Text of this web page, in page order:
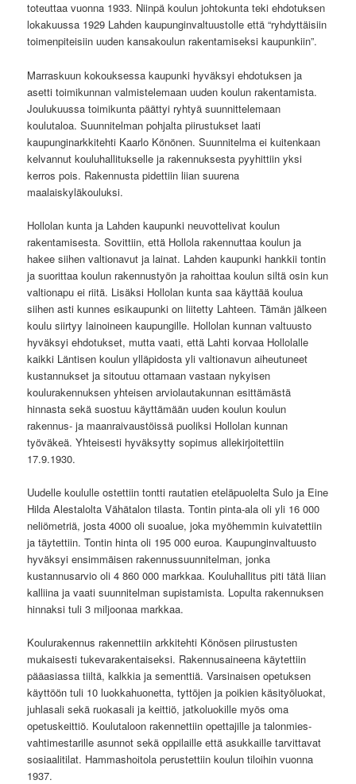
toteuttaa vuonna 1933. Niinpä koulun johtokunta teki ehdotuksen
lokakuussa 1929 Lahden kaupunginvaltuustolle että “ryhdyttäisiin
toimenpiteisiin uuden kansakoulun rakentamiseksi kaupunkiin”.
Marraskuun kokouksessa kaupunki hyväksyi ehdotuksen ja
asetti toimikunnan valmistelemaan uuden koulun rakentamista.
Joulukuussa toimikunta päättyi ryhtyä suunnittelemaan
koulutaloa. Suunnitelman pohjalta piirustukset laati
kaupunginarkkitehti Kaarlo Könönen. Suunnitelma ei kuitenkaan
kelvannut kouluhallitukselle ja rakennuksesta pyyhittiin yksi
kerros pois. Rakennusta pidettiin liian suurena
maalaiskyläkouluksi.
Hollolan kunta ja Lahden kaupunki neuvottelivat koulun
rakentamisesta. Sovittiin, että Hollola rakennuttaa koulun ja
hakee siihen valtionavut ja lainat. Lahden kaupunki hankkii tontin
ja suorittaa koulun rakennustyön ja rahoittaa koulun siltä osin kun
valtionapu ei riitä. Lisäksi Hollolan kunta saa käyttää koulua
siihen asti kunnes esikaupunki on liitetty Lahteen. Tämän jälkeen
koulu siirtyy lainoineen kaupungille. Hollolan kunnan valtuusto
hyväksyi ehdotukset, mutta vaati, että Lahti korvaa Hollolalle
kaikki Läntisen koulun ylläpidosta yli valtionavun aiheutuneet
kustannukset ja sitoutuu ottamaan vastaan nykyisen
koulurakennuksen yhteisen arviolautakunnan esittämästä
hinnasta sekä suostuu käyttämään uuden koulun koulun
rakennus- ja maanraivaustöissä puoliksi Hollolan kunnan
työväkeä. Yhteisesti hyväksytty sopimus allekirjoitettiin
17.9.1930.
Uudelle koululle ostettiin tontti rautatien eteläpuolelta Sulo ja Eine
Hilda Alestalolta Vähätalon tilasta. Tontin pinta-ala oli yli 16 000
neliömetriä, josta 4000 oli suoalue, joka myöhemmin kuivatettiin
ja täytettiin. Tontin hinta oli 195 000 euroa. Kaupunginvaltuusto
hyväksyi ensimmäisen rakennussuunnitelman, jonka
kustannusarvio oli 4 860 000 markkaa. Kouluhallitus piti tätä liian
kalliina ja vaati suunnitelman supistamista. Lopulta rakennuksen
hinnaksi tuli 3 miljoonaa markkaa.
Koulurakennus rakennettiin arkkitehti Könösen piirustusten
mukaisesti tukevarakentaiseksi. Rakennusaineena käytettiin
pääasiassa tiiltä, kalkkia ja sementtiä. Varsinaisen opetuksen
käyttöön tuli 10 luokkahuonetta, tyttöjen ja poikien käsityöluokat,
juhlasali sekä ruokasali ja keittiö, jatkoluokille myös oma
opetuskeittiö. Koulutaloon rakennettiin opettajille ja talonmies-
vahtimestarille asunnot sekä oppilaille että asukkaille tarvittavat
sosiaalitilat. Hammashoitola perustettiin koulun tiloihin vuonna
1937.